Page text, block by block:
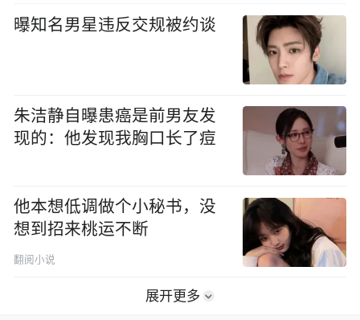
曝知名男星违反交规被约谈
朱洁静自曝患癌是前男友发
现的：他发现我胸口长了痘
他本想低调做个小秘书，没
想到招来桃运不断
翻阅小说
展开更多